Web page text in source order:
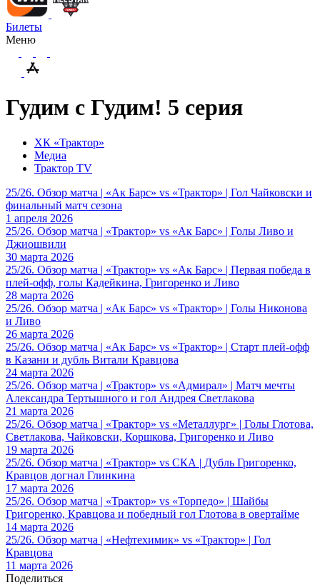
Билеты
Меню
Гудим с Гудим! 5 серия
ХК «Трактор»
Медиа
Трактор TV
25/26. Обзор матча | «Ак Барс» vs «Трактор» | Гол Чайковски и
финальный матч сезона
1 апреля 2026
25/26. Обзор матча | «Трактор» vs «Ак Барс» | Голы Ливо и
Джиошвили
30 марта 2026
25/26. Обзор матча | «Трактор» vs «Ак Барс» | Первая победа в
плей-офф, голы Кадейкина, Григоренко и Ливо
28 марта 2026
25/26. Обзор матча | «Ак Барс» vs «Трактор» | Голы Никонова
и Ливо
26 марта 2026
25/26. Обзор матча | «Ак Барс» vs «Трактор» | Старт плей-офф
в Казани и дубль Витали Кравцова
24 марта 2026
25/26. Обзор матча | «Трактор» vs «Адмирал» | Матч мечты
Александра Тертышного и гол Андрея Светлакова
21 марта 2026
25/26. Обзор матча | «Трактор» vs «Металлург» | Голы Глотова,
Светлакова, Чайковски, Коршкова, Григоренко и Ливо
19 марта 2026
25/26. Обзор матча | «Трактор» vs СКА | Дубль Григоренко,
Кравцов догнал Глинкина
17 марта 2026
25/26. Обзор матча | «Трактор» vs «Торпедо» | Шайбы
Григоренко, Кравцова и победный гол Глотова в овертайме
14 марта 2026
25/26. Обзор матча | «Нефтехимик» vs «Трактор» | Гол
Кравцова
11 марта 2026
Поделиться